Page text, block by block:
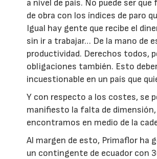
a nivel de país. No puede ser
de obra con los índices de paro
Igual hay gente que recibe el
sin ir a trabajar… De la mano de
productividad. Derechos todos,
obligaciones también. Esto
incuestionable en un país que
Y con respecto a los costes, se
manifiesto la falta de dimensión,
encontramos en medio de la
Al margen de esto, Primaflor ha
un contingente de ecuador con